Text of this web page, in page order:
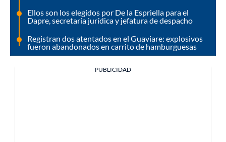
Ellos son los elegidos por De la Espriella para el
Dapre, secretaría jurídica y jefatura de despacho
Registran dos atentados en el Guaviare: explosivos
fueron abandonados en carrito de hamburguesas
PUBLICIDAD